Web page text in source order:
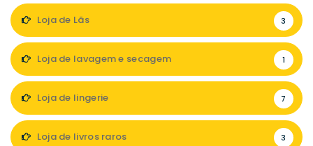
Loja de Lãs 3
Loja de lavagem e secagem 1
Loja de lingerie 7
Loja de livros raros 3